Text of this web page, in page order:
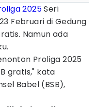
2025Seri
Februari di Gedung
Namun ada
Proliga 2025
gratis," kata
Babel (BSB),